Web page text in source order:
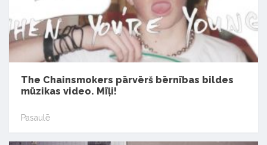
The Chainsmokers pārvērš bērnības bildes
mūzikas video. Mīļi!
Pasaulē